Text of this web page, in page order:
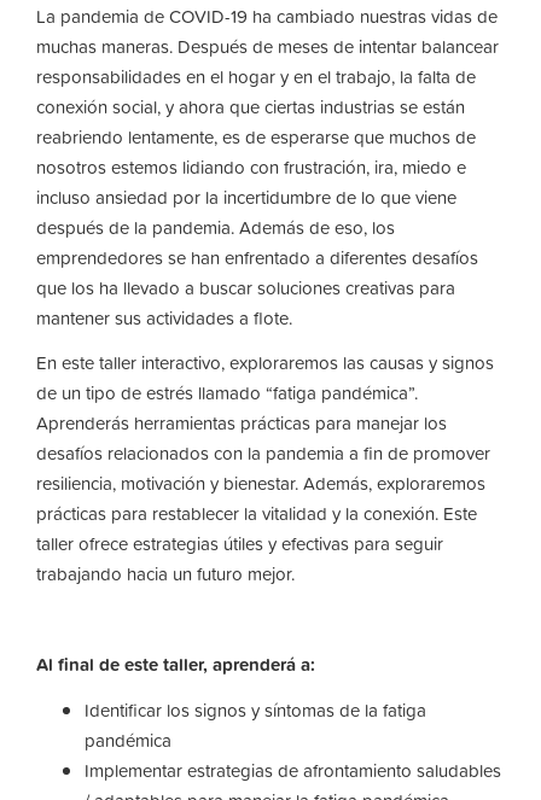
La pandemia de COVID-19 ha cambiado nuestras vidas de
muchas maneras. Después de meses de intentar balancear
responsabilidades en el hogar y en el trabajo, la falta de
conexión social, y ahora que ciertas industrias se están
reabriendo lentamente, es de esperarse que muchos de
nosotros estemos lidiando con frustración, ira, miedo e
incluso ansiedad por la incertidumbre de lo que viene
después de la pandemia. Además de eso, los
emprendedores se han enfrentado a diferentes desafíos
que los ha llevado a buscar soluciones creativas para
mantener sus actividades a flote.
En este taller interactivo, exploraremos las causas y signos
de un tipo de estrés llamado “fatiga pandémica”.
Aprenderás herramientas prácticas para manejar los
desafíos relacionados con la pandemia a fin de promover
resiliencia, motivación y bienestar. Además, exploraremos
prácticas para restablecer la vitalidad y la conexión. Este
taller ofrece estrategias útiles y efectivas para seguir
trabajando hacia un futuro mejor.
Al final de este taller, aprenderá a:
Identificar los signos y síntomas de la fatiga
pandémica
Implementar estrategias de afrontamiento saludables